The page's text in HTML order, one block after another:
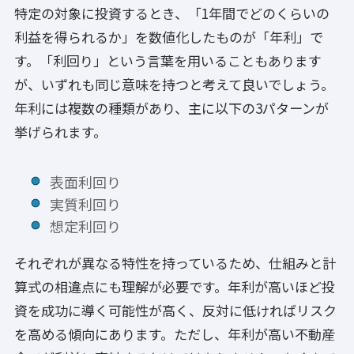
特定の対象に投資するとき、「1年間でどのくらいの
利益を得られるか」を数値化したものが「年利」で
す。「利回り」という言葉を用いることもあります
が、いずれも同じ意味を持つと考えて良いでしょう。
年利には複数の種類があり、主に以下の3パターンが
挙げられます。
表面利回り
実質利回り
想定利回り
それぞれが異なる特性を持っているため、仕組みと計
算式の相違点にも理解が必要です。年利が高いほど投
資を成功に導く可能性が高く、反対に低ければリスク
を高める傾向にあります。ただし、年利が高い不動産